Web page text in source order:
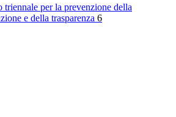
triennale per la prevenzione della
e della trasparenza 6